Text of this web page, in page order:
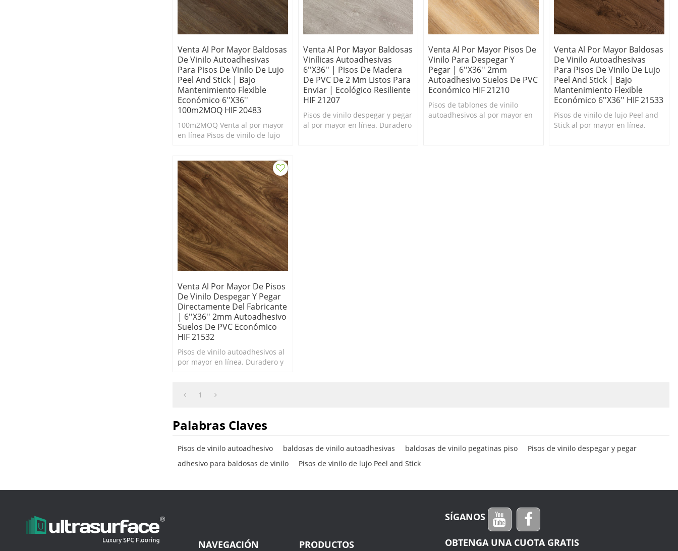
Venta Al Por Mayor Baldosas
De Vinilo Autoadhesivas
Para Pisos De Vinilo De Lujo
Peel And Stick | Bajo
Mantenimiento Flexible
Económico 6''x36''
100m2MOQ HIF 20483
100m2MOQ Venta al por mayor
en línea Pisos de vinilo de lujo
autoadhesivos baratos.
Venta Al Por Mayor Baldosas
Vinílicas Autoadhesivas
6''x36'' | Pisos De Madera
De PVC De 2 Mm Listos Para
Enviar | Ecológico Resiliente
HIF 21207
Pisos de vinilo despegar y pegar
al por mayor en línea. Duradero
Venta Al Por Mayor Pisos De
Vinilo Para Despegar Y
Pegar | 6''x36'' 2mm
Autoadhesivo Suelos De PVC
Económico HIF 21210
Pisos de tablones de vinilo
autoadhesivos al por mayor en
Venta Al Por Mayor Baldosas
De Vinilo Autoadhesivas
Para Pisos De Vinilo De Lujo
Peel And Stick | Bajo
Mantenimiento Flexible
Económico 6''x36'' HIF 21533
Pisos de vinilo de lujo Peel and
Stick al por mayor en línea.
Venta Al Por Mayor De Pisos
De Vinilo Despegar Y Pegar
Directamente Del Fabricante
| 6''x36'' 2mm Autoadhesivo
Suelos De PVC Económico
HIF 21532
Pisos de vinilo autoadhesivos al
por mayor en línea. Duradero y
1
Palabras Claves
Pisos de vinilo autoadhesivo baldosas de vinilo autoadhesivas baldosas de vinilo pegatinas piso
Pisos de vinilo despegar y pegar
adhesivo para baldosas de vinilo
Pisos de vinilo de lujo Peel and Stick
NAVEGACIÓN PRODUCTOS
SÍGANOS
OBTENGA UNA CUOTA GRATIS